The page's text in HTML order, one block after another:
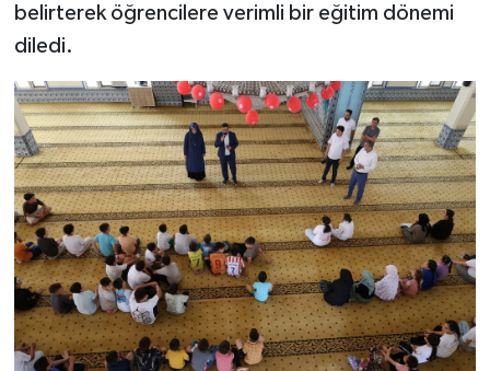
belirterek öğrencilere verimli bir eğitim dönemi
diledi.